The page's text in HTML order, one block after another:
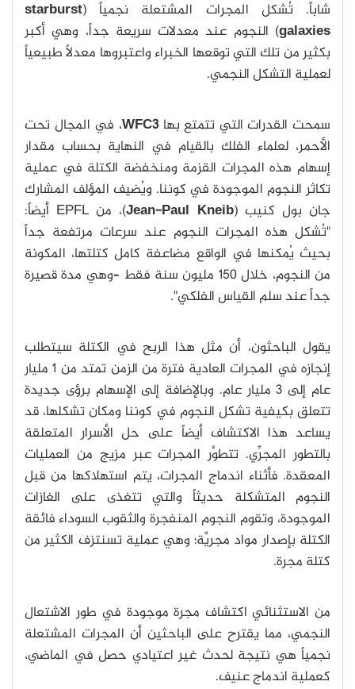
شاباً. تُشكل المجرات المشتعلة نجمياً (starburst
galaxies) النجوم عند معدلات سريعة جداً، وهي أكبر
بكثير من تلك التي توقعها الخبراء واعتبروها معدلاً طبيعياً
لعملية التشكل النجمي.
سمحت القدرات التي تتمتع بهاWFC3، في المجال تحت
الأحمر، لعلماء الفلك بالقيام في النهاية بحساب مقدار
إسهام هذه المجرات القزمة ومنخفضة الكتلة في عملية
تكاثر النجوم الموجودة في كوننا. ويُضيف المؤلف المشارك
جان بول كنيب (Jean-Paul Kneib
)، من EPFL أيضاً:
"تُشكل هذه المجرات النجوم عند سرعات مرتفعة جداً
بحيث يُمكنها في الواقع مضاعفة كامل كتلتها، المكونة
من النجوم، خلال 150 مليون سنة فقط –وهي مدة قصيرة
جداً عند سلم القياس الفلكي".
يقول الباحثون، أن مثل هذا الربح في الكتلة سيتطلب
إنجازه في المجرات العادية فترة من الزمن تمتد من 1 مليار
عام إلى 3 مليار عام. وبالإضافة إلى الإسهام برؤى جديدة
تتعلق بكيفية تشكل النجوم في كوننا ومكان تشكلها، قد
يساعد هذا الاكتشاف أيضاً على حل الأسرار المتعلقة
بالتطور المجرِّي. تتطوَّر المجرات عبر مزيج من العمليات
المعقدة. فأثناء اندماج المجرات، يتم استهلاكها من قبل
النجوم المتشكلة حديثاً والتي تتغذى على الغازات
الموجودة، وتقوم النجوم المنفجرة والثقوب السوداء فائقة
الكتلة بإصدار مواد مجريَّة؛ وهي عملية تسنتزف الكثير من
كتلة مجرة.
من الاستثنائي اكتشاف مجرة موجودة في طور الاشتعال
النجمي، مما يقترح على الباحثين أن المجرات المشتعلة
نجمياً هي نتيجة لحدث غير اعتيادي حصل في الماضي،
كعملية اندماج عنيف.